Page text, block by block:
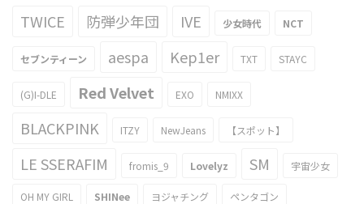
TWICE 防弾少年団 IVE 少女時代 NCT
セブンティーン aespa Kep1er TXT STAYC
(G)I-DLE Red Velvet EXO NMIXX
BLACKPINK ITZY NewJeans 【スポット】
LE SSERAFIM fromis_9 Lovelyz SM 宇宙少女
OH MY GIRL SHINee ヨジャチング ペンタゴン